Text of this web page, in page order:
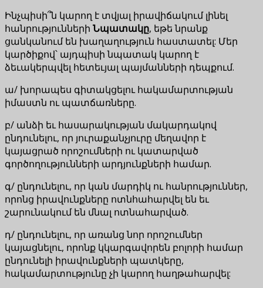
Ինչպիսի՞ն կարող է տվյալ իրավիճակում լինել
հանրությունների Նպատակը, եթե նրանք
ցանկանում են խաղաղություն հաստատել: Մեր
կարծիքով՝ այդպիսի նպատակ կարող է
ձեւակերպվել հետեւյալ պայմանների դեպքում.
ա/ խորապես գիտակցելու հակամարտության
իմաստն ու պատճառները.
բ/ անձի եւ հասարակության մակարդակով
ընդունելու, որ յուրաքանչյուրը մեղավոր է
կայացրած որոշումների ու կատարված
գործողությունների արդյունքների համար.
գ/ ընդունելու, որ կան մարդիկ ու հանրություններ,
որոնց իրավունքները ոտնհահարվել են եւ
շարունակում են մնալ ոտնահարված.
դ/ ընդունելու, որ առանց նոր որոշումներ
կայացնելու, որոնք կկարգավորեն բոլորի համար
ընդունելի իրավունքների պատկերը,
հակամարտությունը չի կարող հաղթահարվել: